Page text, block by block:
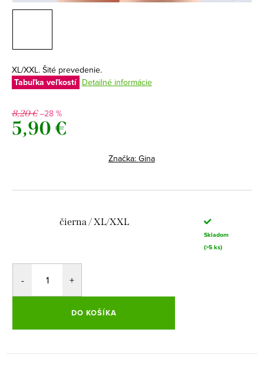
XL/XXL. Šité prevedenie.
Tabuľka veľkostí Detailné informácie
8,20 €–28 %
5,90 €
Značka: Gina
čierna / XL/XXL
Skladom
(>5 ks)
DO KOŠÍKA